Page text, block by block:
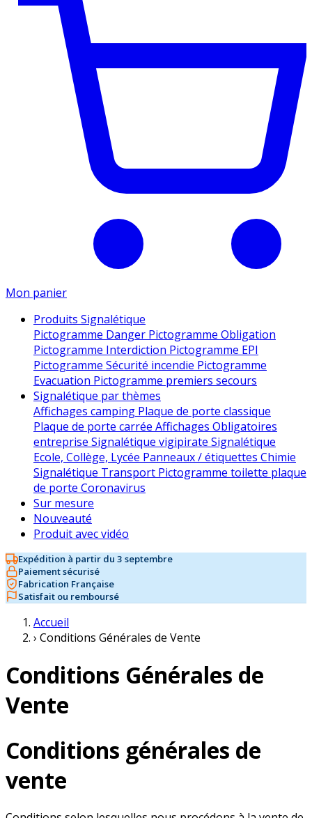
Mon panier
Produits Signalétique
Pictogramme Danger Pictogramme Obligation
Pictogramme Interdiction Pictogramme EPI
Pictogramme Sécurité incendie Pictogramme
Evacuation Pictogramme premiers secours
Signalétique par thèmes
Affichages camping Plaque de porte classique
Plaque de porte carrée Affichages Obligatoires
entreprise Signalétique vigipirate Signalétique
Ecole, Collège, Lycée Panneaux / étiquettes Chimie
Signalétique Transport Pictogramme toilette plaque
de porte Coronavirus
Sur mesure
Nouveauté
Produit avec vidéo
Expédition à partir du 3 septembre
Paiement sécurisé
Fabrication Française
Satisfait ou remboursé
Accueil
› Conditions Générales de Vente
Conditions Générales de
Vente
Conditions générales de
vente